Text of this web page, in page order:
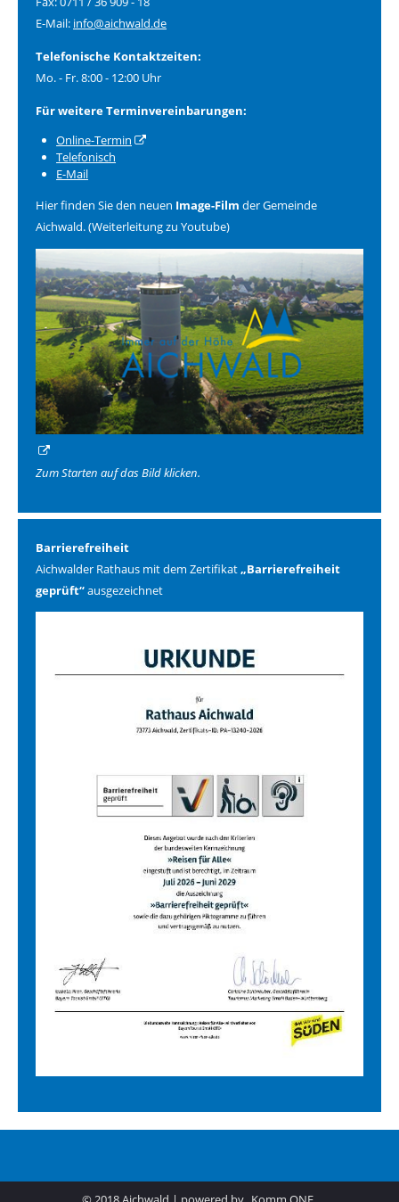
E-Mail: info@aichwald.de
Telefonische Kontaktzeiten:
Mo. - Fr. 8:00 - 12:00 Uhr
Für weitere Terminvereinbarungen:
Online-Termin
Telefonisch
E-Mail
Hier finden Sie den neuen Image-Film der Gemeinde
Aichwald. (Weiterleitung zu Youtube)
Zum Starten auf das Bild klicken.
Barrierefreiheit
Aichwalder Rathaus mit dem Zertifikat „Barrierefreiheit
geprüft“ausgezeichnet